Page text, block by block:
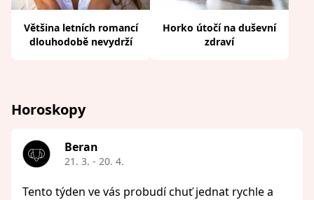
Většina letních romancí
dlouhodobě nevydrží
Horko útočí na duševní
zdraví
Horoskopy
Beran
21. 3. - 20. 4.
Tento týden ve vás probudí chuť jednat rychle a